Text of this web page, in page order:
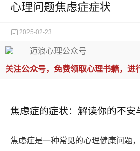
心理问题焦虑症症状
2025-02-23
关注公众号，免费领取心理书籍，进
焦虑症的症状：解读你的不安
焦虑症是一种常见的心理健康问题